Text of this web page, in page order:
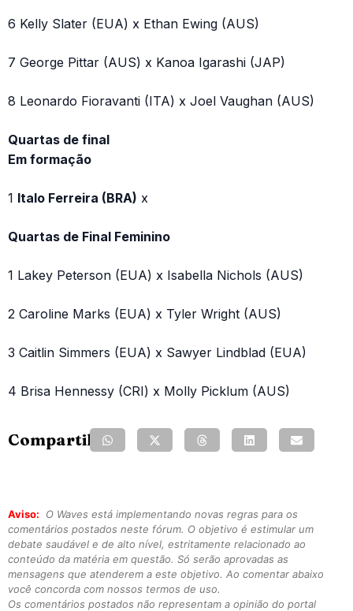
6 Kelly Slater (EUA) x Ethan Ewing (AUS)
7 George Pittar (AUS) x Kanoa Igarashi (JAP)
8 Leonardo Fioravanti (ITA) x Joel Vaughan (AUS)
Quartas de final
Em formação
1 Italo Ferreira (BRA) x
Quartas de Final Feminino
1 Lakey Peterson (EUA) x Isabella Nichols (AUS)
2 Caroline Marks (EUA) x Tyler Wright (AUS)
3 Caitlin Simmers (EUA) x Sawyer Lindblad (EUA)
4 Brisa Hennessy (CRI) x Molly Picklum (AUS)
Compartilhe:
Aviso:
O Waves está implementando novas regras para os
comentários postados neste fórum. O objetivo é estimular um
debate saudável e de alto nível, estritamente relacionado ao
conteúdo da matéria em questão. Só serão aprovadas as
mensagens que atenderem a este objetivo. Ao comentar abaixo
você concorda com nossos termos de uso.
Os comentários postados não representam a opinião do portal